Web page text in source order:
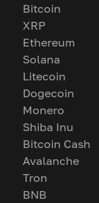
Bitcoin
XRP
Ethereum
Solana
Litecoin
Dogecoin
Monero
Shiba Inu
Bitcoin Cash
Avalanche
Tron
BNB